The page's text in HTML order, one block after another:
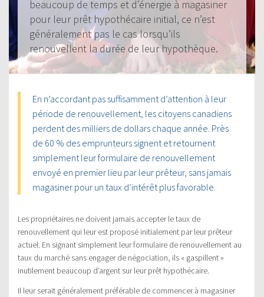
beaucoup de temps et d’énergie à magasiner
pour leur prêt hypothécaire initial, ce n’est
généralement pas le cas lorsqu’ils
renouvellent la durée de leur hypothèque.
En n’accordant pas suffisamment d’attention à leur
période de renouvellement, les citoyens canadiens
perdent des milliers de dollars chaque année. Près
de 60 % des emprunteurs signent et retournent
simplement leur formulaire de renouvellement
envoyé en premier lieu par leur prêteur, sans jamais
magasiner pour un taux d’intérêt plus favorable.
Les propriétaires ne doivent jamais accepter le taux de
renouvellement qui leur est proposé initialement par leur prêteur
actuel. En signant simplement leur formulaire de renouvellement au
taux du marché sans engager de négociation, ils « gaspillent »
inutilement beaucoup d’argent sur leur prêt hypothécaire.
Il leur serait généralement préférable de commencer à magasiner